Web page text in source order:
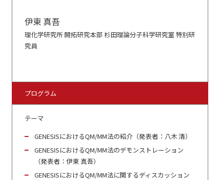
伊東 真吾
理化学研究所 開拓研究本部 杉田理論分子科学研究室 特別研
究員
プログラム
テーマ
GENESISにおけるQM/MM法の紹介（発表者：八木 清）
GENESISにおけるQM/MM法のデモンストレーション
（発表者：伊東 真吾）
GENESISにおけるQM/MM法に関するディスカッション